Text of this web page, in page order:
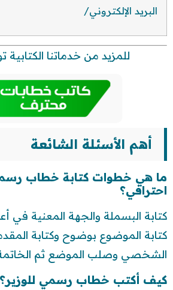
البريد الإلكتروني/
للمزيد من خدماتنا الكتابية
أهم الأسئلة الشائعة
ما هي خطوات كتابة خطاب
احترافي؟
كتابة البسملة والجهة المعنية في
كتابة الموضوع بوضوح وكتابة
الشخصي وصلب الموضع ثم الخاتمة
كيف أكتب خطاب رسمي للوزير؟